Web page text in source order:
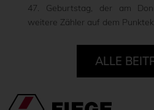
47. Geburtstag, der am
weitere Zähler auf dem
ALLE